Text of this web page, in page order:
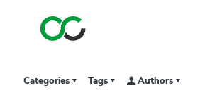
Categories Tags Authors